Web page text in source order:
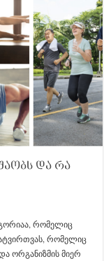
და რა
რომელიც
რომელიც
ორგანიზმის მიერ